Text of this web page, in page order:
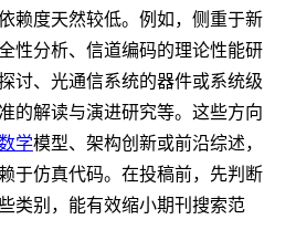
赖度天然较低。例如，侧重于新
性分析、信道编码的理论性能研
讨、光通信系统的器件或系统级
的解读与演进研究等。这些方向
学模型、架构创新或前沿综述，
于仿真代码。在投稿前，先判断
类别，能有效缩小期刊搜索范